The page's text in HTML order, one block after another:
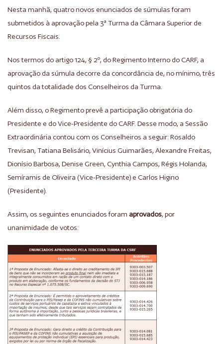
Nesta manhã, quatro novos enunciados de súmulas foram
submetidos à aprovação pela 3ª Turma da Câmara Superior de
Recursos Fiscais.
Nos termos do artigo 124, § 2º, do Regimento Interno do CARF, a
aprovação da súmula decorre da concordância de, no mínimo, três
quintos da totalidade dos Conselheiros da Turma.
Além disso, o Regimento prevê a participação obrigatória do
Presidente e do Vice-Presidente do CARF. Desse modo, a Sessão
Extraordinária contou com os Conselheiros a seguir: Rosaldo
Trevisan, Tatiana Belisário, Vinícius Guimarães, Alexandre Freitas,
Dionísio Barbosa, Denise Green, Cynthia Campos, Régis Holanda,
Semíramis de Oliveira (Vice-Presidente) e Carlos Higino
(Presidente).
Assim, os seguintes enunciados foram aprovados, por
unanimidade de votos: